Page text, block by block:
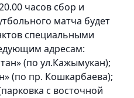
часов сбор и
матча будет
специальными
адресам:
(по ул.Кажымукан);
(по пр. Кошкарбаева);
с восточной